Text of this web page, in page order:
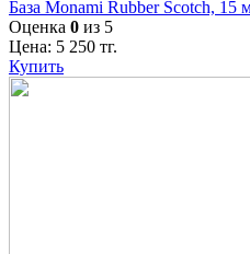
База Monami Rubber Scotch, 15
Оценка 0 из 5
Цена: 5 250 тг.
Купить